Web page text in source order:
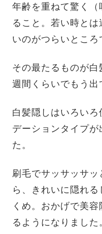
年齢を重ねて驚く
ること。若い時と
いのがつらいところ
その最たるものが白
週間くらいでもう出
白髪隠しはいろい
デーションタイプが
た。
刷毛でサッサッサ
ら、きれいに隠れ
くめ。おかげで美
るようになりました